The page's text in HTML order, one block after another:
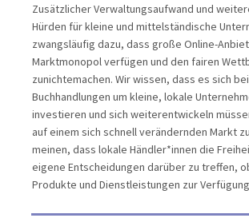
Zusätzlicher Verwaltungsaufwand und
Hürden für kleine und mittelständische
zwangsläufig dazu, dass große Online-
Marktmonopol verfügen und den fairen
zunichtemachen. Wir wissen, dass es sich
Buchhandlungen um kleine, lokale
investieren und sich weiterentwickeln
auf einem sich schnell verändernden Markt
meinen, dass lokale Händler*innen die
eigene Entscheidungen darüber zu treffen,
Produkte und Dienstleistungen zur